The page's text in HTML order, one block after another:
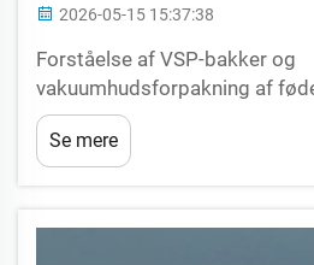
2026-05-15 15:37:38
Forståelse af VSP-bakker og
vakuumhudsforpakning af
er den grundlæggende
vakuumhudsforpakning af
revolutionær
plastfilm, der omgiver ...
Se mere